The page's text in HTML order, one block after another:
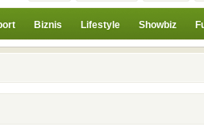
Biznis Lifestyle Showbiz